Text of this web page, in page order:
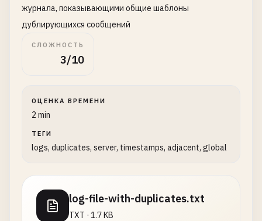
журнала, показывающими общие шаблоны
дублирующихся сообщений
СЛОЖНОСТЬ
3/10
ОЦЕНКА ВРЕМЕНИ
2 min
ТЕГИ
logs, duplicates, server, timestamps, adjacent, global
log-file-with-duplicates.txt
TXT · 1.7 KB